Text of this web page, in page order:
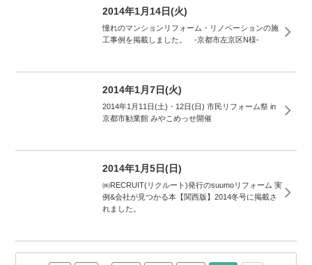
2014年1月14日(火)
憧れのマンションリフォーム・リノベーションの施
工事例を掲載しました。 -京都市左京区N様-
2014年1月7日(火)
2014年1月11日(土)・12日(日) 市民リフォーム祭 in
京都市勧業館 みやこめっせ開催
2014年1月5日(日)
㈱RECRUIT(リクルート)発行のsuumoリフォーム 実
例&会社が見つかる本【関西版】2014冬号に掲載さ
れました。